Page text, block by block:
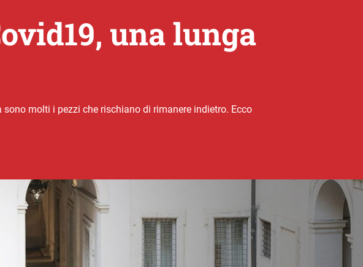
una lunga
molti i pezzi che rischiano di rimanere indietro. Ecco